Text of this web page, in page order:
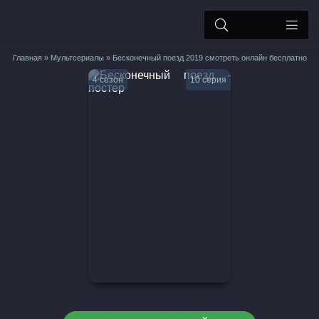
Главная» Мультсериалы » Бесконечный поезд 2019 смотреть онлайн бесплатно
4 сезон 10 серия